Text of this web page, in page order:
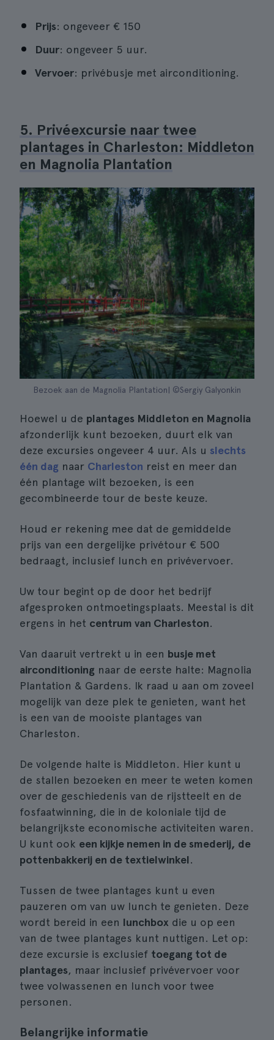
Prijs: ongeveer € 150
Duur: ongeveer 5 uur.
Vervoer: privébusje met airconditioning.
5. Privéexcursie naar twee
plantages in Charleston: Middleton
en Magnolia Plantation
Bezoek aan de Magnolia Plantation| ©Sergiy Galyonkin
Hoewel u de plantages Middleton en Magnolia
afzonderlijk kunt bezoeken, duurt elk van
deze excursies ongeveer 4 uur. Als u slechts
één dag naar Charleston reist en meer dan
één plantage wilt bezoeken, is een
gecombineerde tour de beste keuze.
Houd er rekening mee dat de gemiddelde
prijs van een dergelijke privétour € 500
bedraagt, inclusief lunch en privévervoer.
Uw tour begint op de door het bedrijf
afgesproken ontmoetingsplaats. Meestal is dit
ergens in het centrum van Charleston.
Van daaruit vertrekt u in een busje met
airconditioning naar de eerste halte: Magnolia
Plantation & Gardens. Ik raad u aan om zoveel
mogelijk van deze plek te genieten, want het
is een van de mooiste plantages van
Charleston.
De volgende halte is Middleton. Hier kunt u
de stallen bezoeken en meer te weten komen
over de geschiedenis van de rijstteelt en de
fosfaatwinning, die in de koloniale tijd de
belangrijkste economische activiteiten waren.
U kunt ook een kijkje nemen in de smederij, de
pottenbakkerij en de textielwinkel.
Tussen de twee plantages kunt u even
pauzeren om van uw lunch te genieten. Deze
wordt bereid in een lunchbox die u op een
van de twee plantages kunt nuttigen. Let op:
deze excursie is exclusief toegang tot de
plantages, maar inclusief privévervoer voor
twee volwassenen en lunch voor twee
personen.
Belangrijke informatie